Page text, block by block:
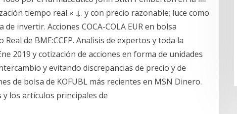
tiempo real « ↓. y con precio razonable; luce como
invertir. Acciones COCA-COLA EUR en bolsa
de BME:CCEP. Analisis de expertos y toda la
2019 y cotización de acciones en forma de unidades
y evitando discrepancias de precio y de
de bolsa de KOFUBL más recientes en MSN Dinero.
los artículos principales de